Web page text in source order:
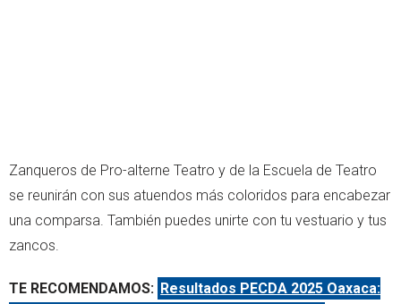
Zanqueros de Pro-alterne Teatro y de la Escuela de Teatro
se reunirán con sus atuendos más coloridos para encabezar
una comparsa. También puedes unirte con tu vestuario y tus
zancos.
TE RECOMENDAMOS: Resultados PECDA 2025 Oaxaca: